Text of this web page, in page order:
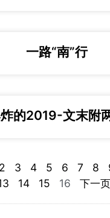
一路“南”行
的2019-文末附
2 3 4 5 6 7 8
14 15 16 下一